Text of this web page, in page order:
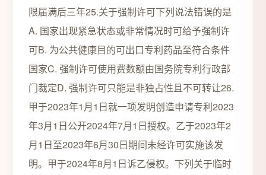
限届满后三年25.关于强制许可下列说法错误的是
A. 国家出现紧急状态或非常情况时可给予强制许
可B. 为公共健康目的可出口专利药品至符合条件
国家C. 强制许可使用费数额由国务院专利行政部
门裁定D. 强制许可只能是非独占性且不可转让26.
甲于2023年1月1日就一项发明创造申请专利2023
年3月1日公开2024年7月1日授权。乙于2023年2
月1日至2023年6月30日期间未经许可实施该发
明。甲于2024年8月1日诉乙侵权。下列关于临时